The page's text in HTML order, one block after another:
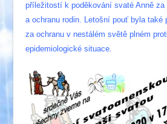
příležitostí k poděkování svaté Anně
a ochranu rodin. Letošní pouť byla také
za ochranu v nestálém světě plném
epidemiologické situace.